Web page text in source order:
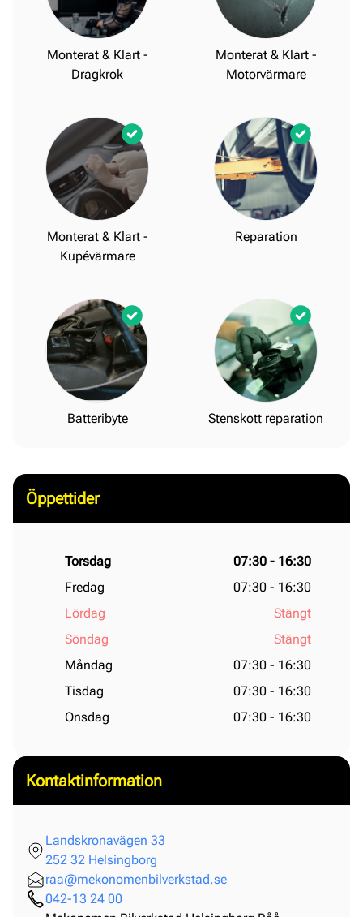
Monterat & Klart -
Dragkrok
Monterat & Klart -
Motorvärmare
Monterat & Klart -
Kupévärmare
Reparation
Batteribyte Stenskott reparation
Öppettider
Torsdag
07:30 - 16:30
Fredag
07:30 - 16:30
Lördag
Stängt
Söndag
Stängt
Måndag
07:30 - 16:30
Tisdag
07:30 - 16:30
Onsdag
07:30 - 16:30
Kontaktinformation
Landskronavägen 33
252 32 Helsingborg
raa@mekonomenbilverkstad.se
042-13 24 00